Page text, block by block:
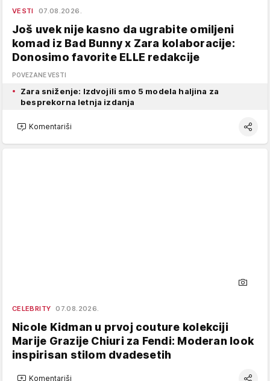
VESTI 07.08.2026.
Još uvek nije kasno da ugrabite omiljeni
komad iz Bad Bunny x Zara kolaboracije:
Donosimo favorite ELLE redakcije
POVEZANE VESTI
Zara sniženje: Izdvojili smo 5 modela haljina za
besprekorna letnja izdanja
Komentariši
CELEBRITY 07.08.2026.
Nicole Kidman u prvoj couture kolekciji
Marije Grazije Chiuri za Fendi: Moderan look
inspirisan stilom dvadesetih
Komentariši